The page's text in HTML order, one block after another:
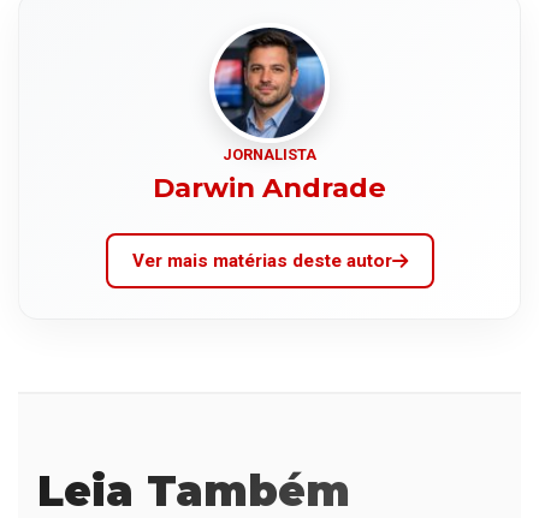
JORNALISTA
Darwin Andrade
Ver mais matérias deste autor
Leia Também